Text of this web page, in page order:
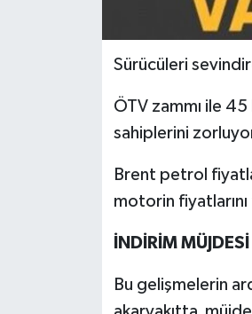
Sürücüleri
ÖTV zammı ile
sahiplerini
Brent petrol
motorin
İNDİRİM
Bu gelişmelerin